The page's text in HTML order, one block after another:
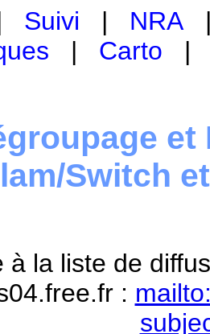
Suivi | NRA
| Carto
et
Switch
à la liste de
: